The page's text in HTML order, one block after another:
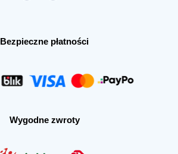
Bezpieczne płatności
Wygodne zwroty